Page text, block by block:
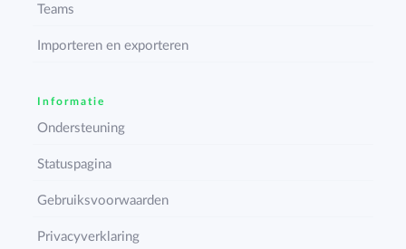
Teams
Importeren en exporteren
Informatie
Ondersteuning
Statuspagina
Gebruiksvoorwaarden
Privacyverklaring